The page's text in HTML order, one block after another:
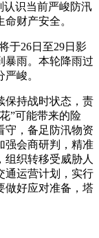
认识当前严峻防汛
财产安全。
于26日至29日影
暴雨。本轮降雨过
峻。
持战时状态，责
”可能带来的险
守，备足防汛物资
强会商研判，精准
组织转移受威胁人
通运营计划，实行
做好应对准备，塔